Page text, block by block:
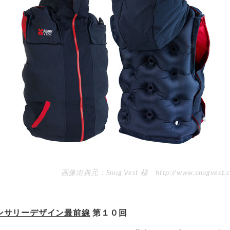
画像出典元：Snug Vest 様 http://
サリーデザイン最前線 第１０回